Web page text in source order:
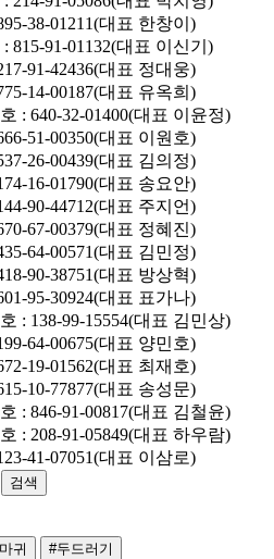
38-01211(대표 한창이)
815-91-01132(대표 이신기)
91-42436(대표 정대웅)
14-00187(대표 유옥희)
: 640-32-01400(대표 이윤정)
51-00350(대표 이원호)
26-00439(대표 김의정)
16-01790(대표 송요안)
90-44712(대표 주지언)
67-00379(대표 정혜진)
64-00571(대표 김민정)
90-38751(대표 방상혁)
95-30924(대표 표가나)
: 138-99-15554(대표 김민상)
64-00675(대표 양민호)
19-01562(대표 최재호)
10-77877(대표 송성문)
: 846-91-00817(대표 김철윤)
: 208-91-05849(대표 하우람)
41-07051(대표 이삼로)
귀 #두드러기